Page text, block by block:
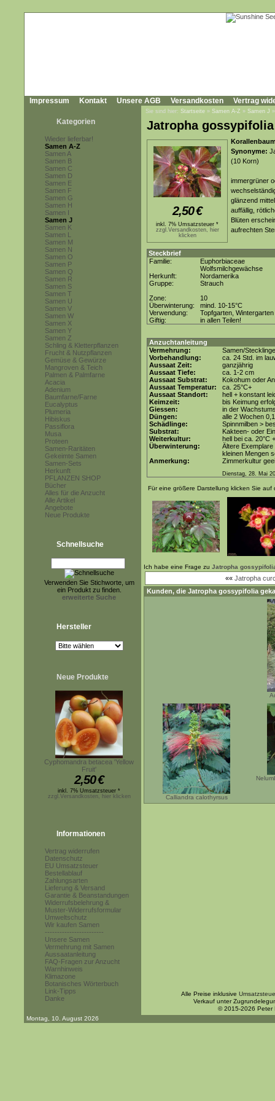
Impressum Kontakt Unsere AGB Versandkosten Vertrag
Kategorien
Wieder lieferbar!
Samen A-Z
Samen A
Samen B
Samen C
Samen D
Samen E
Samen F
Samen G
Samen H
Samen I
Samen J
Samen K
Samen L
Samen M
Samen N
Samen O
Samen P
Samen Q
Samen R
Samen S
Samen T
Samen U
Samen V
Samen W
Samen X
Samen Y
Samen Z
Schling & Kletterpflanzen
Frucht & Nutzpflanzen
Gemüse & Gewürze
Mangroven & Teich
Palmen & Palmfarne
Acacia
Adenium
Baumfarne/Farne
Eucalyptus
Plumeria
Hibiskus
Passiflora
Musa
Proteen
Samen-Raritäten
Gekeimte Samen
Samen-Sets
Herkunft
PFLANZEN SHOP
Bücher
Alles für die Anzucht
Alle Artikel
Angebote
Neue Produkte
Schnellsuche
Verwenden Sie Stichworte, um
ein Produkt zu finden.
erweiterte Suche
Hersteller
Neue Produkte
Cyphomandra betacea 'Yellow
Fruit'
2,50€
inkl. 7% Umsatzsteuer *
zzgl.Versandkosten, hier klicken
Informationen
Vertrag widerrufen
Datenschutz
EU Umsatzsteuer
Bestellablauf
Zahlungsarten
Lieferung & Versand
Garantie & Beanstandungen
Widerrufsbelehrung &
Muster-Widerrufsformular
Umweltschutz
Wir kaufen Samen
------------------------
Unsere Samen
Vermehrung mit Samen
Aussaatanleitung
FAQ-Fragen zur Anzucht
Warnhinweis
Klimazone
Botanisches Wörterbuch
Link-Tipps
Danke
Sie sind hier: Startseite » Samen A-Z » Samen J
Jatropha gossypifolia
2,50€
inkl. 7% Umsatzsteuer *
zzgl.Versandkosten, hier
klicken
Synonyme:
(10 Korn)
immergrüner
glänzend
auffällig,
Blüten
aufrechten
Steckbrief
Familie:
Euphorbiaceae
Wolfsmilchgewächse
Herkunft:
Nordamerika
Gruppe:
Strauch
Zone:
10
Überwinterung:
mind. 10-15°C
Verwendung:
Topfgarten, Wintergarten
Giftig:
in allen Teilen!
Anzuchtanleitung
Vermehrung:
Samen/Stecklinge
Vorbehandlung:
ca. 24 Std. im
Aussaat Zeit:
ganzjährig
Aussaat Tiefe:
ca. 1-2 cm
Aussaat Substrat:
Kokohum oder
Aussaat Temperatur:
ca. 25°C+
Aussaat Standort:
hell + konstant
Keimzeit:
bis Keimung
Giessen:
in der
Düngen:
alle 2 Wochen
Schädlinge:
Spinnmilben >
Substrat:
Kakteen- oder
Weiterkultur:
hell bei ca. 20°C
Überwinterung:
Ältere
kleinen Mengen
Anmerkung:
Zimmerkultur
Dienstag, 28. Mai
Für eine größere Darstellung klicken Sie auf
Ich habe eine Frage zu Jatropha
«« Jatropha
Kunden, die Jatropha gossypifolia
Calliandra calothyrsus
Alle Preise inklusive
Verkauf unter
© 2015-2026 Peter
Montag, 10. August 2026